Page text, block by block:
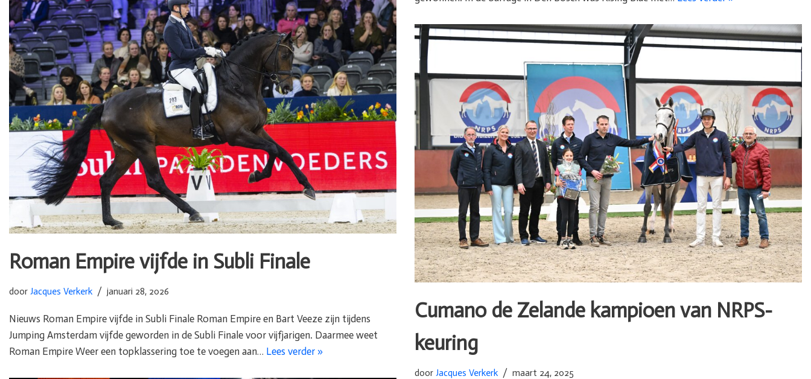
Roman Empire vijfde in Subli Finale
door Jacques Verkerk januari 28, 2026
Nieuws Roman Empire vijfde in Subli Finale Roman Empire en Bart Veeze zijn tijdens
Jumping Amsterdam vijfde geworden in de Subli Finale voor vijfjarigen. Daarmee weet
Roman Empire Weer een topklassering toe te voegen aan… Lees verder »
Cumano de Zelande kampioen van NRPS-
keuring
door Jacques Verkerk maart 24, 2025